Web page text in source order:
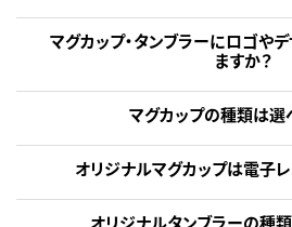
マグカップ・タンブラーにロゴや
ますか？
マグカップの種類は選
オリジナルマグカップは電子
オリジナルタンブラーの種